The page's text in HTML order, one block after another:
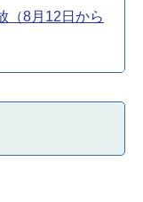
（8月12日から